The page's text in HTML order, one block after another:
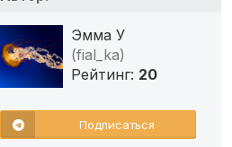
Эмма У
(fial_ka)
Рейтинг: 20
Подписаться